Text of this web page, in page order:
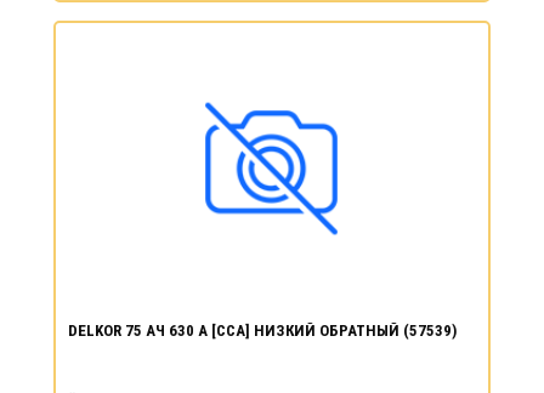
DELKOR 75 АЧ 630 А [CCA] НИЗКИЙ ОБРАТНЫЙ (57539)